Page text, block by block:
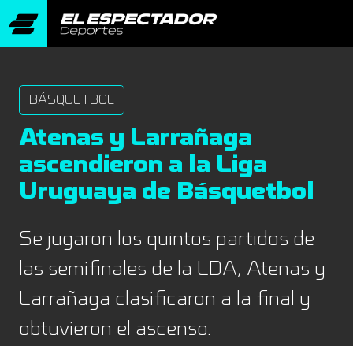
BÁSQUETBOL
Atenas y Larrañaga
ascendieron a la Liga
Uruguaya de Básquetbol
Se jugaron los quintos partidos de
las semifinales de la LDA, Atenas y
Larrañaga clasificaron a la final y
obtuvieron el ascenso.